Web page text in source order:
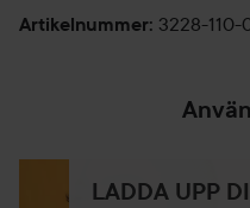
Artikelnummer: 3228-
LADDA UPP